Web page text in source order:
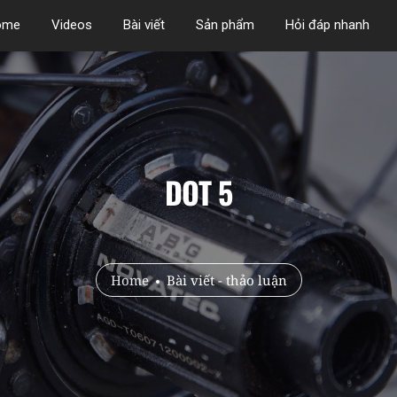
Videos Bài viết Sản phẩm Hỏi đáp nhanh
DOT 5
Home Bài viết - thảo luận